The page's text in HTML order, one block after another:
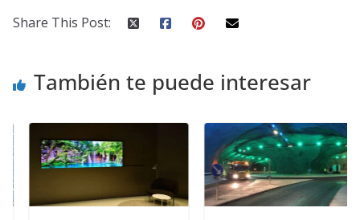
Share This Post:
También te puede interesar